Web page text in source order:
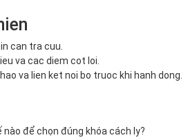
can tra cuu.
va cac diem cot loi.
va lien ket noi bo truoc khi hanh dong.
nào để chọn đúng khóa cách ly?